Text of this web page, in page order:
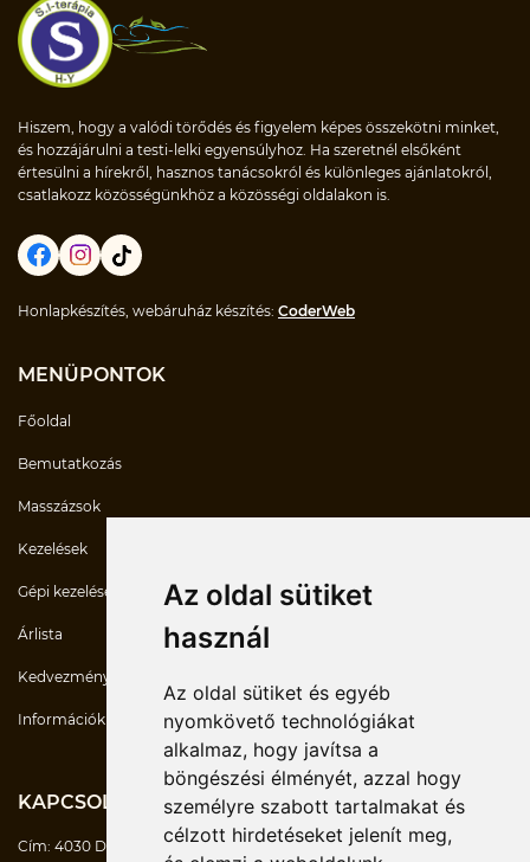
Az oldal sütiket
használ
Az oldal sütiket és egyéb
nyomkövető technológiákat
alkalmaz, hogy javítsa a
böngészési élményét, azzal hogy
személyre szabott tartalmakat és
célzott hirdetéseket jelenít meg,
Hiszem, hogy a valódi törődés és figyelem képes összekötni minket,
és hozzájárulni a testi-lelki egyensúlyhoz. Ha szeretnél elsőként
értesülni a hírekről, hasznos tanácsokról és különleges ajánlatokról,
csatlakozz közösségünkhöz a közösségi oldalakon is.
Honlapkészítés, webáruház készítés: CoderWeb
MENÜPONTOK
Főoldal
Bemutatkozás
Masszázsok
Kezelések
Gépi kezelések
Árlista
Kedvezmények
Információk
KAPCSOLATOK
Cím: 4030 Debrecen Mikerpécsi út 7/D